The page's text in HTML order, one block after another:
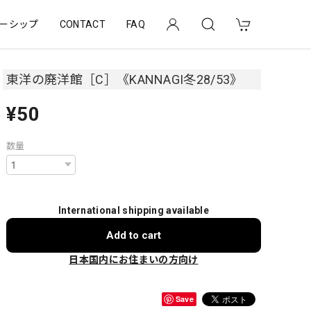
シップ CONTACT FAQ
東洋の廃洋館［C］《KANNAGI冬28/53》
¥50
数量
International shipping available
Add to cart
日本国内にお住まいの方向け
Save